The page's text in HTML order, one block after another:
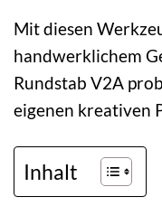
Mit diesen
handwerklichem
Rundstab V2A
eigenen kreativen
Inhalt